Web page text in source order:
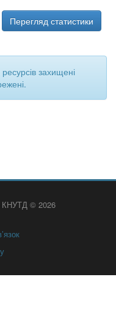
Перегляд статистики
захищені
КНУТД © 2026